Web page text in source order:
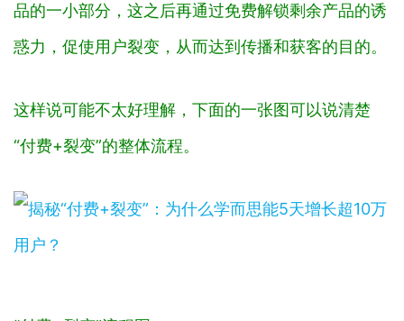
品的一小部分，这之后再通过免费解锁剩余产品的诱
惑力，促使用户裂变，从而达到传播和获客的目的。
这样说可能不太好理解，下面的一张图可以说清楚
“付费+裂变”的整体流程。